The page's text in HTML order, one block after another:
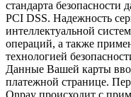
стандарта
PCI DSS. Надежность
интеллектуальной
операций, а также
технологией
Данные Вашей карты
платежной странице.
Onpay происходит с